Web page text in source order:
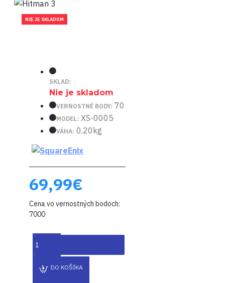
NIE JE SKLADOM
SKLAD:
Nie je skladom
VERNOSTNÉ BODY: 70
MODEL: XS-0005
VÁHA: 0.20kg
69,99€
Cena vo vernostných bodoch:
7000
DO KOŠÍKA